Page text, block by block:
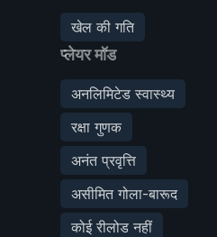
खेल की गति
प्लेयर मॉड
अनलिमिटेड स्वास्थ्य
रक्षा गुणक
अनंत प्रवृत्ति
असीमित गोला-बारूद
कोई रीलोड नहीं